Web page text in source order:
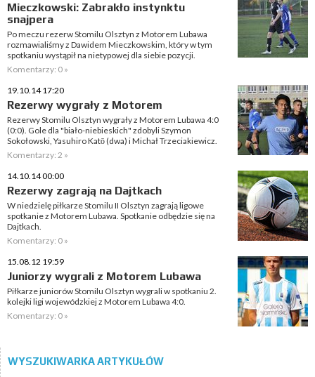
Mieczkowski: Zabrakło instynktu
snajpera
Po meczu rezerw Stomilu Olsztyn z Motorem Lubawa
rozmawialiśmy z Dawidem Mieczkowskim, który w tym
spotkaniu wystąpił na nietypowej dla siebie pozycji.
Komentarzy: 0 »
19.10.14 17:20
Rezerwy wygrały z Motorem
Rezerwy Stomilu Olsztyn wygrały z Motorem Lubawa 4:0
(0:0). Gole dla "biało-niebieskich" zdobyli Szymon
Sokołowski, Yasuhiro Katō (dwa) i Michał Trzeciakiewicz.
Komentarzy: 2 »
14.10.14 00:00
Rezerwy zagrają na Dajtkach
W niedzielę piłkarze Stomilu II Olsztyn zagrają ligowe
spotkanie z Motorem Lubawa. Spotkanie odbędzie się na
Dajtkach.
Komentarzy: 0 »
15.08.12 19:59
Juniorzy wygrali z Motorem Lubawa
Piłkarze juniorów Stomilu Olsztyn wygrali w spotkaniu 2.
kolejki ligi wojewódzkiej z Motorem Lubawa 4:0.
Komentarzy: 0 »
WYSZUKIWARKA ARTYKUŁÓW